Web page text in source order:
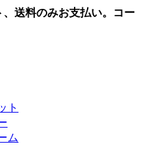
送料のみお支払い。コー
ト
ム